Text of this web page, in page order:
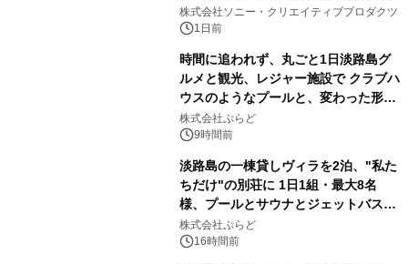
ラボレーション サウナイキタイコラ
ボグッズも発売決定！
株式会社ソニー・クリエイティブプロダクツ
1日前
時間に追われず、丸ごと1日淡路島グ
ルメと観光、レジャー施設で クラブハ
ウスのようなプールと、変わった形の
サウナも 「THE BOXY AWAJI」のお
得な素泊まり連泊プランで
株式会社ぷらど
9時間前
淡路島の一棟貸しヴィラを2泊、"私た
ちだけ"の別荘に 1日1組・最大8名
様、プールとサウナとジェットバス付
きで Villa Mon Temps AWAJIの連泊
素泊りプラン
株式会社ぷらど
16時間前